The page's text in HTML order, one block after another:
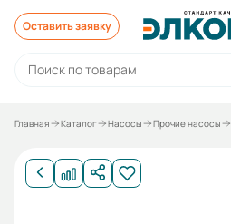
Оставить заявку
Главная Каталог Насосы Прочие насосы